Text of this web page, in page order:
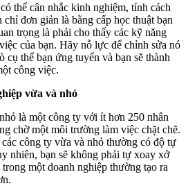
thể cân nhắc kinh nghiệm, tính cách
chỉ đơn giản là bằng cấp học thuật bạn
trọng là phải cho thấy các kỹ năng
của bạn. Hãy nỗ lực để chỉnh sửa nó
thể bạn ứng tuyển và bạn sẽ thành
công việc.
vừa và nhỏ
là một công ty với ít hơn 250 nhân
chờ một môi trường làm việc chặt chẽ.
công ty vừa và nhỏ thường có độ tự
nhiên, bạn sẽ không phải tự xoay xở
một doanh nghiệp thường tạo ra